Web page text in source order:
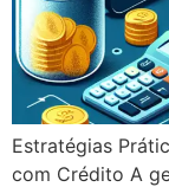
Estratégias
com Crédito A